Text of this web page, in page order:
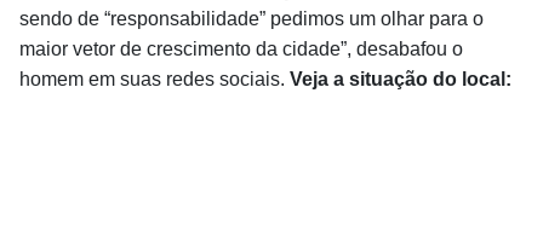
sendo de “responsabilidade” pedimos um olhar para o
maior vetor de crescimento da cidade”, desabafou o
homem em suas redes sociais. Veja a situação do local: